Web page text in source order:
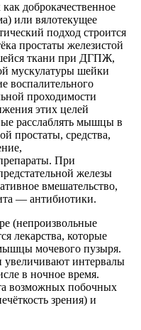
доброкачественное
или вялотекущее
подход строится
простаты железистой
ткани при ДГПЖ,
мускулатуры шейки
воспалительного
проходимости
этих целей
расслаблять мышцы в
простаты, средства,
При
железы
вмешательство,
— антибиотики.
(непроизвольные
лекарства, которые
мочевого пузыря.
интервалы
в ночное время.
возможных побочных
зрения) и